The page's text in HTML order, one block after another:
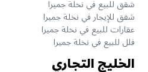
شقق للبيع في نخلة جميرا
شقق للإيجار في نخلة جميرا
عقارات للبيع في نخلة جميرا
فلل للبيع في نخلة جميرا
الخليج التجاري